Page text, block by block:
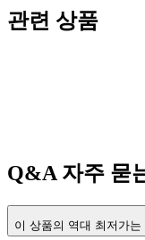
관련 상품
Q&A자주 묻
이 상품의 역대 최저가는